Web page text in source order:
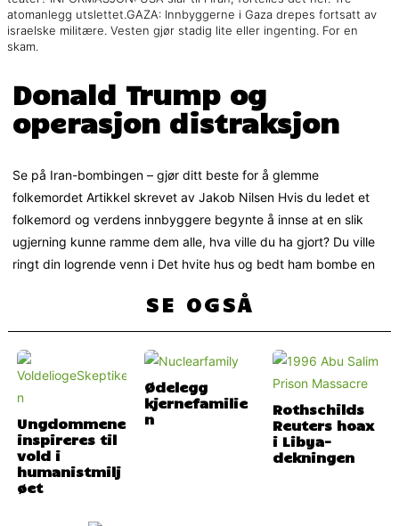
atomanlegg utslettet.GAZA: Innbyggerne i Gaza drepes fortsatt av
israelske militære. Vesten gjør stadig lite eller ingenting. For en
skam.
Donald Trump og
operasjon distraksjon
Se på Iran-bombingen – gjør ditt beste for å glemme
folkemordet Artikkel skrevet av Jakob Nilsen Hvis du ledet et
folkemord og verdens innbyggere begynte å innse at en slik
ugjerning kunne ramme dem alle, hva ville du ha gjort? Du ville
ringt din logrende venn i Det hvite hus og bedt ham bombe en
SE OGSÅ
Ungdommene
inspireres til
vold i
humanistmilj
øet
Ødelegg
kjernefamilie
n
Rothschilds
Reuters hoax
i Libya-
dekningen